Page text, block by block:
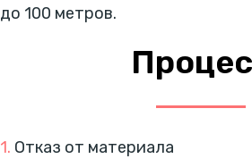
до 100 метров.
1. Отказ от материала